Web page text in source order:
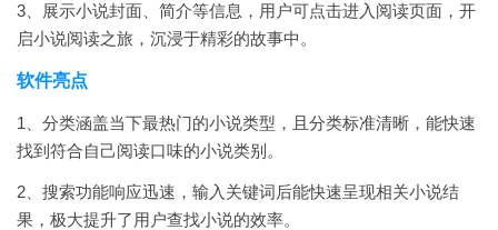
3、展示小说封面、简介等信息，用户可点击进入阅读页面，开
启小说阅读之旅，沉浸于精彩的故事中。
软件亮点
1、分类涵盖当下最热门的小说类型，且分类标准清晰，能快速
找到符合自己阅读口味的小说类别。
2、搜索功能响应迅速，输入关键词后能快速呈现相关小说结
果，极大提升了用户查找小说的效率。